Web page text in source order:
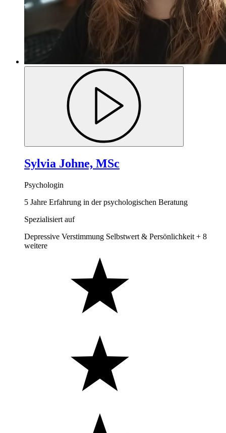
Sylvia Johne, MSc
Psychologin
5 Jahre Erfahrung in der psychologischen Beratung
Spezialisiert auf
Depressive Verstimmung Selbstwert & Persönlichkeit + 8
weitere